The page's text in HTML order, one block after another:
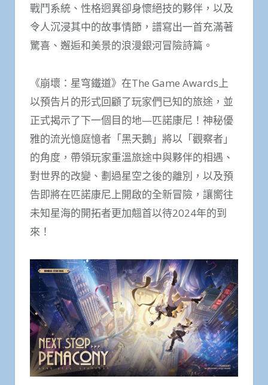
戰鬥系統、性格迥異卻身懷絕技的夥伴，以及
令人沉浸其中的故事情節，譜寫出一首充滿著
驚喜、邂逅和美景的浪漫銀河冒險詩篇。
《崩壞：星穹鐵道》在The Game Awards上
以預告片的形式回顧了玩家們已知的旅途，並
正式揭示了下一個目的地—匹諾康尼！神秘優
雅的流光憶庭憶者「黑天鵝」將以「觀察者」
的角度，帶領玩家重溫旅途中與夥伴的相遇、
對世界的改變、劃過星空之後的離別，以及預
告即將在匹諾康尼上開啟的全新冒險，讓嚮往
未知星海的開拓者更加翹首以待2024年的到
來！